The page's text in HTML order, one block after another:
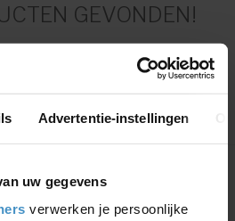
Advertentie-instellingen
uw gegevens
verwerken je persoonlijke
GEVONDEN!
1-0van 0